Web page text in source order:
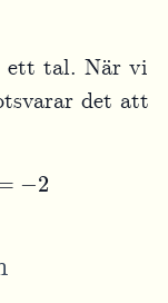
ett tal. När vi
det att
2